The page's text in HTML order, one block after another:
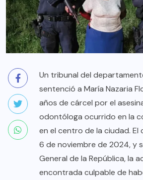
Un tribunal del
sentenció a María Nazaria
años de cárcel por el
odontóloga ocurrido en la
en el centro de la ciudad. El
6 de noviembre de 2024, y
General de la República, la
encontrada culpable de